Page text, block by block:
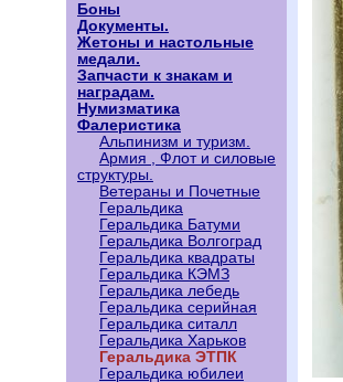
Боны
Документы.
Жетоны и настольные
медали.
Запчасти к знакам и
наградам.
Нумизматика
Фалеристика
Альпинизм и туризм.
Армия , Флот и силовые
структуры.
Ветераны и Почетные
Геральдика
Геральдика Батуми
Геральдика Волгоград
Геральдика квадраты
Геральдика КЭМЗ
Геральдика лебедь
Геральдика серийная
Геральдика ситалл
Геральдика Харьков
Геральдика ЭТПК
Геральдика юбилеи